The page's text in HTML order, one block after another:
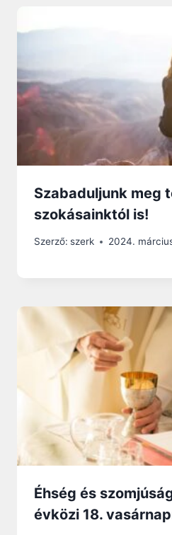
Szabaduljunk meg
szokásainktól is!
Szerző: szerk 2024.
Éhség és
évközi 18.